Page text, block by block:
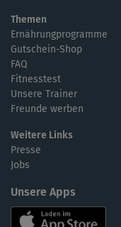
Themen
Ernährungprogramme
Gutschein-Shop
FAQ
Fitnesstest
Unsere Trainer
Freunde werben
Weitere Links
Presse
Jobs
Unsere Apps